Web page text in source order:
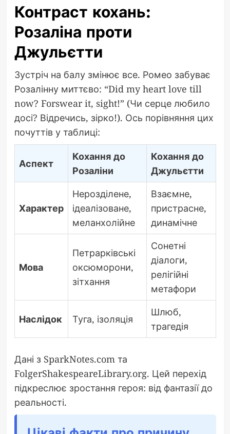
Контраст кохань:
Розаліна проти
Джульєтти
Зустріч на балу змінює все. Ромео забуває
Розалінну миттєво: “Did my heart love till
now? Forswear it, sight!” (Чи серце любило
досі? Відречись, зірко!). Ось порівняння цих
почуттів у таблиці:
Аспект
Кохання до
Розаліни
Кохання до
Джульєтти
Характер
Нерозділене,
ідеалізоване,
меланхолійне
Взаємне,
пристрасне,
динамічне
Мова
Петрарківські
оксюморони,
зітхання
Сонетні
діалоги,
релігійні
метафори
Наслідок Туга, ізоляція
Шлюб,
трагедія
Дані з SparkNotes.com та
FolgerShakespeareLibrary.org. Цей перехід
підкреслює зростання героя: від фантазії до
реальності.